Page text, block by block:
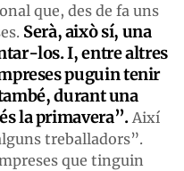
que, des de fa uns
Serà, això sí, una
los. I, entre altres
puguin tenir
durant una
la primavera”.Així
treballadors”.
que tinguin